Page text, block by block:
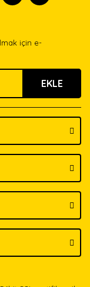
için e-
EKLE